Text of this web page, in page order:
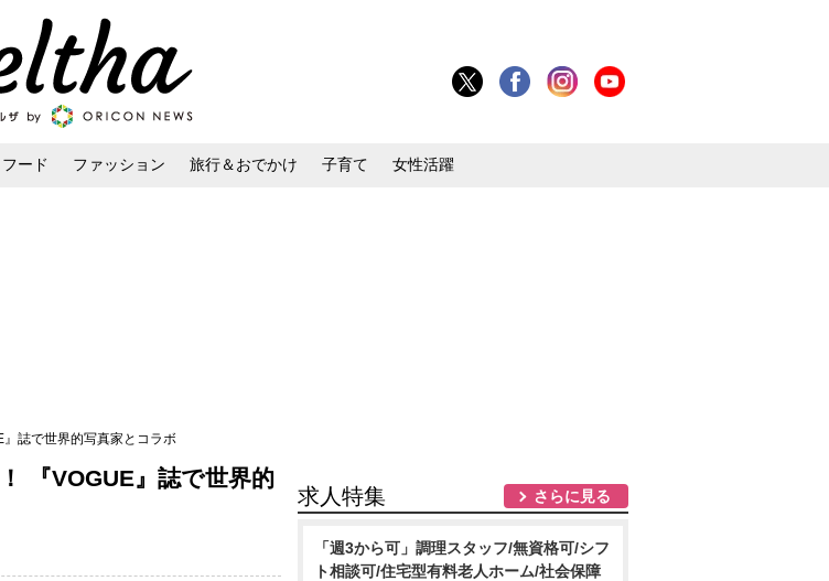
フード ファッション 旅行＆おでかけ 子育て 女性活躍
』誌で世界的写真家とコラボ
『VOGUE』誌で世界的
求人特集 さらに見る
「週3から可」調理スタッフ/無資格可/シフ
ト相談可/住宅型有料老人ホーム/社会保障